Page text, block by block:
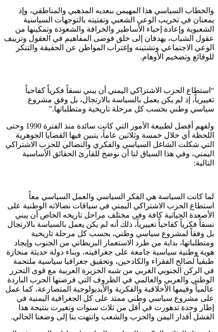
والخطاب السياسي هذا المهيمن ببعديه المذهبي والمناطقي، وإذ
يمعنان في تخريب الوعي الشعبي وتفتيته بالتوجهات السياسية
الشعبوية وإعادة إحياء الأساطير والخرافة والشعوذة وتمكينها من
عقول الشباب، يهدفان إلى خلق فوضى المفاهيم في العقول وتزييف
الوعي الاجتماعي وتشتيته وإغتراب المواطن عن الحقيقة والتنكر
للوقائع وتضخيم الأوهام.
“استطاع الحزب الاشتراكي اليمني أن يبني نسقاً فكرياً كفاحياً
تغييرياً، إذ لم يكن يعمل بالسياسة بالارتجال، بل وفق مشروع
سياسي وطني بحسب كل مرحلة تاريخية ومتطلباتها.”
ولفهم أفضل لطبيعة الأمور التي كانت سائدة منذ الفترة 1990 وحتى
اللحظة أي خلال خمسة وثلاثين عاماً، يتبين فيها القضايا الجوهرية
التي شكلت الشاغل السياسي والفكري والنضالي للحزب الاشتراكي
اليمني، وفي هذا السياق لنا أن نوضح للقارئ الحقائق الأساسية
التالية:
لما كانت السياسة هي الفكر السياسي والعمل السياسي معاً
استطاع الحزب الاشتراكي اليمني في سياقات نضالاته الوطنية على
الأصعدة الحياتية كافة وفي مختلف مراحل تاريخه الخاص أن يبني
نسقاً فكرياً كفاحياً تغييرياً، ذلك أنه لم يكن يعمل بالسياسة بالارتجال
بل وفقاً لمشروع سياسي وطني، بحسب كل مرحلة تاريخية
ومتطلباتها، بداية من طرد الاستعمار البريطاني من الجنوب وإيجاد
هوية وطنية سياسية جامعة على جغرافيته، وبناء دولة حديثة منحازة
طبقياً لصالح الفقراء والكادحين، وتحقيق جغرافيا سياسية ملتحمة
في الركن الجنوبي الغربي من شبه الجزيرة العربية مع قوى التحرر
الوطني والعربي والعالمي في الظروف التي فرضتها الحرب الباردة
عالمياً وقيمها الأخلاقية والفكرية والأيديولوجية المتصارعة، كما عمل
على مشروع سياسي وطني ممتد على كل الجغرافية اليمنية في
إطار وحدة تدهورت في أقل من ثلاث سنوات وتغيرت بنتيجة هذا
الفشل أقدار اليمن والحزب والشعب وانتهت بنا إلى وضعنا الحالي.